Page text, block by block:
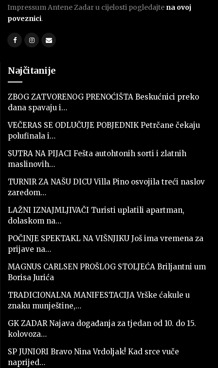
Impressum Antene Zadar u cijelosti pogledajte na ovoj
poveznici.
Najčitanije
ZBOG ZATVORENOG PRENOĆIŠTA Beskućnici preko
dana spavaju i…
VEČERAS SE ODLUČUJE POBJEDNIK Petrčane čekaju
polufinala i…
SUTRA NA PIJACI Fešta autohtonih sorti i zlatnih
maslinovih…
TURNIR ZA NAŠU DICU Villa Pino osvojila treći naslov
zaredom…
LAŽNI IZNAJMLJIVAČI Turisti uplatili apartman,
dolaskom na…
POČINJE SPEKTAKL NA VIŠNJIKU Još ima vremena za
prijave na…
MAGNUS CARLSEN PROŠLOG STOLJEĆA Briljantni um
Borisa Jurića
TRADICIONALNA MANIFESTACIJA Vrške ćakule u
znaku munještine,…
GK ZADAR Najava događanja za tjedan od 10. do 15.
kolovoza…
SP JUNIORI Bravo Nina Vrdoljak! Kad srce vuče
naprijed…